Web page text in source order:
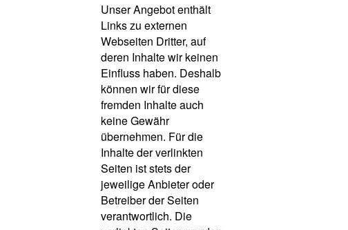
Unser Angebot enthält
Links zu externen
Webseiten Dritter, auf
deren Inhalte wir keinen
Einfluss haben. Deshalb
können wir für diese
fremden Inhalte auch
keine Gewähr
übernehmen. Für die
Inhalte der verlinkten
Seiten ist stets der
jeweilige Anbieter oder
Betreiber der Seiten
verantwortlich. Die